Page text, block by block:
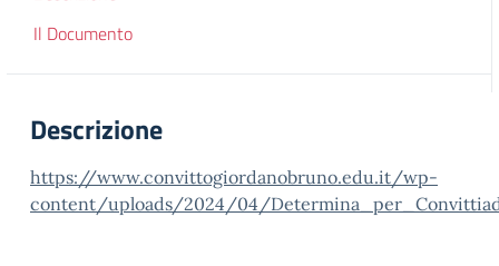
Il Documento
Descrizione
https://www.convittogiordanobruno.edu.it/wp-
content/uploads/2024/04/